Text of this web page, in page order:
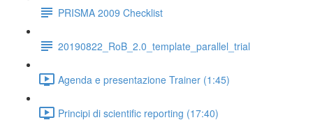
PRISMA 2009 Checklist
20190822_RoB_2.0_template_parallel_trial
Agenda e presentazione Trainer (1:45)
Principi di scientific reporting (17:40)